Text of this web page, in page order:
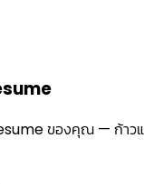
ของคุณ — ก้าว